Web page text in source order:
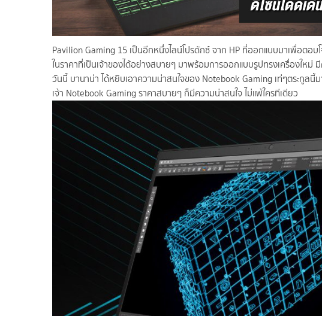
Pavilion Gaming 15 เป็นอีกหนึ่งไลน์โปรดักซ์ จาก HP ที่ออกแบบมาเพื่อตอบโ
ในราคาที่เป็นเจ้าของได้อย่างสบายๆ มาพร้อมการออกแบบรูปทรงเครื่องใหม่
วันนี้ บานาน่า ได้หยิบเอาความน่าสนใจของ Notebook Gaming เท่ๆตระกูลนี้
เจ้า Notebook Gaming ราคาสบายๆ ก็มีความน่าสนใจ ไม่แพ้ใครทีเดียว